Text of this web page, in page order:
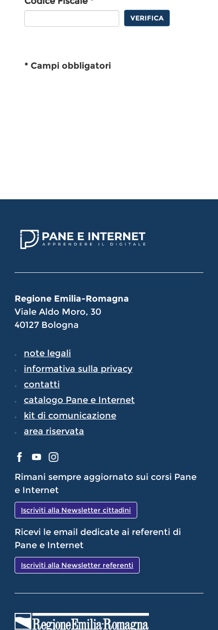
VERIFICA
* Campi obbligatori
Regione Emilia-Romagna
Viale Aldo Moro, 30
40127 Bologna
note legali
informativa sulla privacy
contatti
catalogo Pane e Internet
kit di comunicazione
area riservata
Rimani sempre aggiornato sui corsi Pane
e Internet
Iscriviti alla Newsletter cittadini
Ricevi le email dedicate ai referenti di
Pane e Internet
Iscriviti alla Newsletter referenti